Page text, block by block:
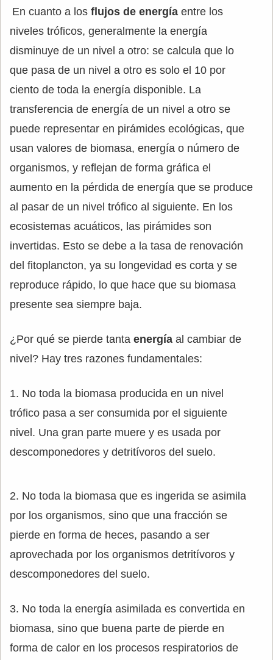
En cuanto a los flujos de energía entre los
niveles tróficos, generalmente la energía
disminuye de un nivel a otro: se calcula que lo
que pasa de un nivel a otro es solo el 10 por
ciento de toda la energía disponible. La
transferencia de energía de un nivel a otro se
puede representar en pirámides ecológicas, que
usan valores de biomasa, energía o número de
organismos, y reflejan de forma gráfica el
aumento en la pérdida de energía que se produce
al pasar de un nivel trófico al siguiente. En los
ecosistemas acuáticos, las pirámides son
invertidas. Esto se debe a la tasa de renovación
del fitoplancton, ya su longevidad es corta y se
reproduce rápido, lo que hace que su biomasa
presente sea siempre baja.
¿Por qué se pierde tanta energía al cambiar de
nivel? Hay tres razones fundamentales:
1. No toda la biomasa producida en un nivel
trófico pasa a ser consumida por el siguiente
nivel. Una gran parte muere y es usada por
descomponedores y detritívoros del suelo.
2. No toda la biomasa que es ingerida se asimila
por los organismos, sino que una fracción se
pierde en forma de heces, pasando a ser
aprovechada por los organismos detritívoros y
descomponedores del suelo.
3. No toda la energía asimilada es convertida en
biomasa, sino que buena parte de pierde en
forma de calor en los procesos respiratorios de